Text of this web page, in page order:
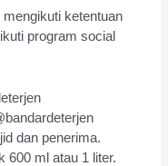
ketentuan
program social
dan penerima.
600 ml atau 1 liter.